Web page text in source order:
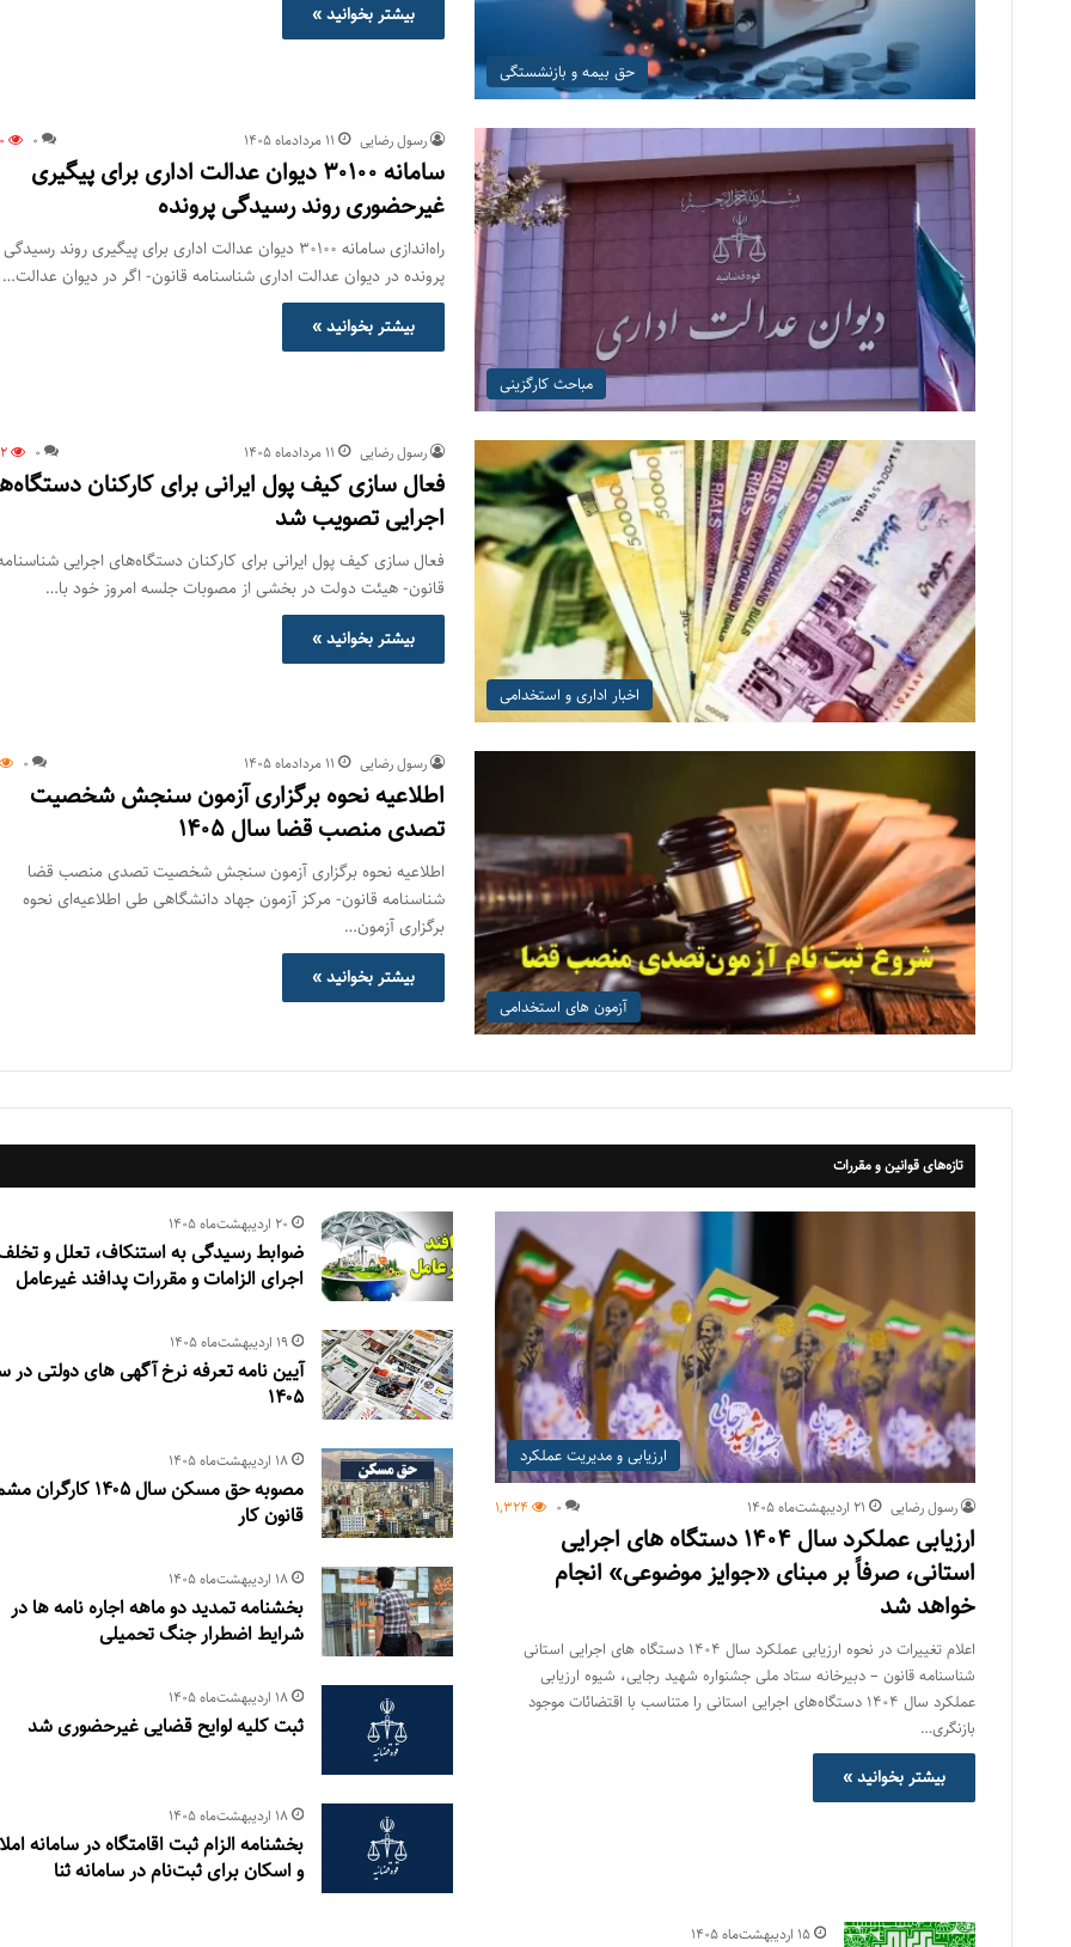
حق بیمه و بازنشستگی
بیشتر بخوانید »
مباحث کارگزینی
رسول رضایی ۱۱ مرداد‌ماه ۱۴۰۵ 0
سامانه ۳۰۱۰۰ دیوان عدالت اداری برای پیگیری
غیرحضوری روند رسیدگی پرونده
راه‌اندازی سامانه ۳۰۱۰۰ دیوان عدالت اداری برای پیگیری روند رسیدگی
پرونده در دیوان عدالت اداری شناسنامه قانون- اگر در دیوان عدالت…
بیشتر بخوانید »
اخبار اداری و استخدامی
رسول رضایی ۱۱ مرداد‌ماه ۱۴۰۵ 0
فعال سازی کیف پول ایرانی برای کارکنان
اجرایی تصویب شد
فعال سازی کیف پول ایرانی برای کارکنان دستگاه‌های اجرایی
قانون- هیئت دولت در بخشی از مصوبات جلسه امروز خود با…
بیشتر بخوانید »
آزمون های استخدامی
رسول رضایی ۱۱ مرداد‌ماه ۱۴۰۵ 0
اطلاعیه نحوه برگزاری آزمون سنجش شخصیت
تصدی منصب قضا سال ۱۴۰۵
اطلاعیه نحوه برگزاری آزمون سنجش شخصیت تصدی منصب قضا
شناسنامه قانون- مرکز آزمون جهاد دانشگاهی طی اطلاعیه‌ای نحوه
برگزاری آزمون…
بیشتر بخوانید »
تازه‌های قوانین و مقررات
ارزیابی و مدیریت عملکرد
رسول رضایی ۲۱ اردیبهشت‌ماه ۱۴۰۵ 0
1,324
ارزیابی عملکرد سال 1404 دستگاه های اجرایی
استانی، صرفاً بر مبنای «جوایز موضوعی» انجام
خواهد شد
اعلام تغییرات در نحوه ارزیابی عملکرد سال 1404 دستگاه های اجرایی استانی
شناسنامه قانون – دبیرخانه ستاد ملی جشنواره شهید رجایی، شیوه ارزیابی
عملکرد سال 1404 دستگاه‌های اجرایی استانی را متناسب با اقتضائات موجود
بازنگری…
بیشتر بخوانید »
۲۰ اردیبهشت‌ماه ۱۴۰۵
ضوابط رسیدگی به استنكاف، تعلل و
اجرای الزامات و مقررات پدافند غیرعامل
۱۹ اردیبهشت‌ماه ۱۴۰۵
آیین نامه تعرفه نرخ آگهی های دولتی در
۱۴۰۵
۱۸ اردیبهشت‌ماه ۱۴۰۵
مصوبه حق مسکن سال ۱۴۰۵
قانون کار
۱۸ اردیبهشت‌ماه ۱۴۰۵
بخشنامه تمدید دو ماهه اجاره نامه ها در
شرایط اضطرار جنگ تحمیلی
۱۸ اردیبهشت‌ماه ۱۴۰۵
ثبت کلیه لوایح قضایی غیرحضوری شد
۱۸ اردیبهشت‌ماه ۱۴۰۵
بخشنامه الزام ثبت اقامتگاه در سامانه
و اسکان برای ثبت‌نام در سامانه ثنا
۱۵ اردیبهشت‌ماه ۱۴۰۵